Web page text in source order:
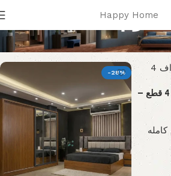
Happy Home
كامله
غرفة نوم خشب ام دى اف 4 قطع –
-28%